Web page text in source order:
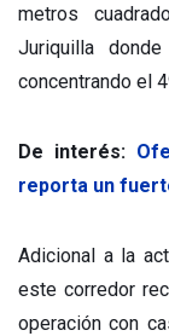
metros
Juriquilla
concentrando el
De interés:
reporta un
Adicional a la
este corredor
operación con